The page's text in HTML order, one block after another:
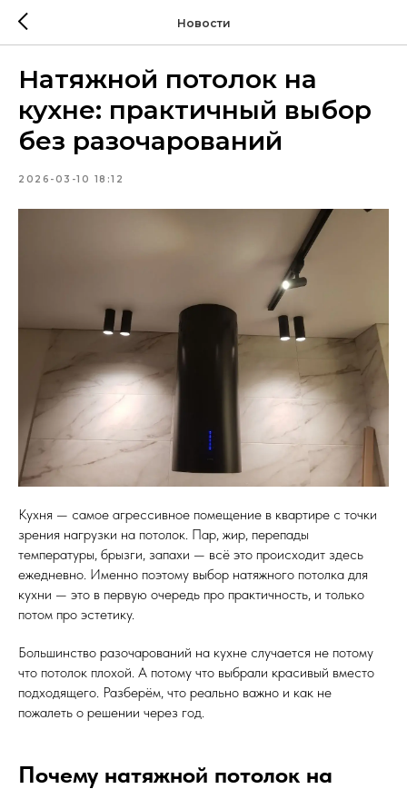
Новости
Натяжной потолок на
кухне: практичный выбор
без разочарований
2026-03-10 18:12
Кухня — самое агрессивное помещение в квартире с точки
зрения нагрузки на потолок. Пар, жир, перепады
температуры, брызги, запахи — всё это происходит здесь
ежедневно. Именно поэтому выбор натяжного потолка для
кухни — это в первую очередь про практичность, и только
потом про эстетику.
Большинство разочарований на кухне случается не потому
что потолок плохой. А потому что выбрали красивый вместо
подходящего. Разберём, что реально важно и как не
пожалеть о решении через год.
Почему натяжной потолок на